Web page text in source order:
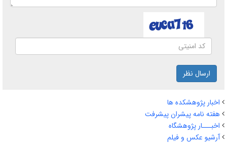
ارسال نظر
اخبار پژوهشکده ها
هفته نامه پیشران پیشرفت
اخبـــار پژوهشگاه
آرشیو عکس و فیلم